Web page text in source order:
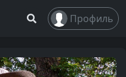
Профиль